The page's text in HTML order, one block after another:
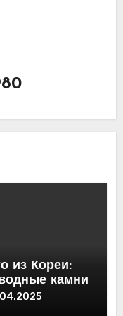
из Кореи:
камни